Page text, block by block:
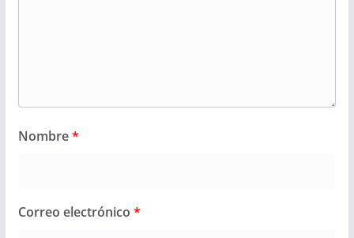
Nombre*
Correo electrónico *